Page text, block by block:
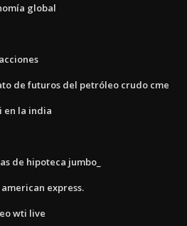
global
de futuros del petróleo crudo cme
en la india
de hipoteca jumbo_
express.
wti live